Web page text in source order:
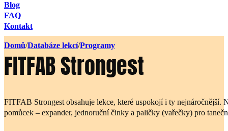
Blog
FAQ
Kontakt
Domů/Databáze lekcí/Programy
FITFAB Strongest
FITFAB Strongest obsahuje lekce, které uspokojí i ty
pomůcek – expander, jednoruční činky a paličky (vařečky) pro